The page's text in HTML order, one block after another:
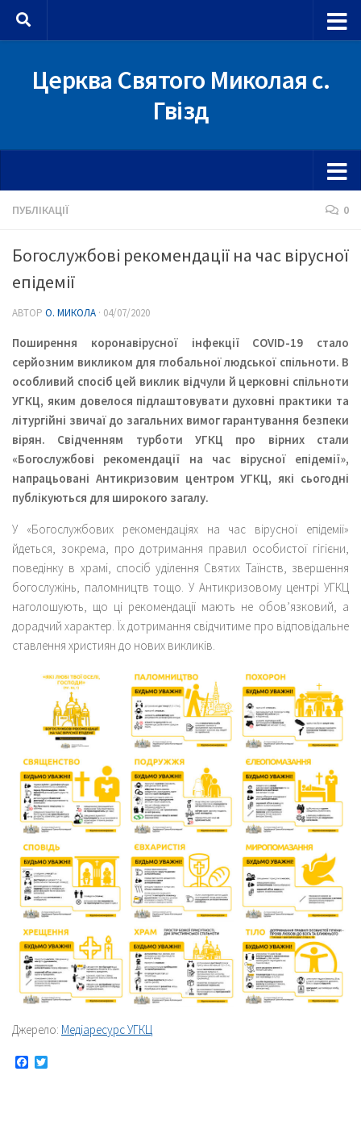
Skip to content
Церква Святого Миколая с.
Гвізд
ПУБЛІКАЦІЇ 0
Богослужбові рекомендації на час вірусної
епідемії
АВТОР О. МИКОЛА · 04/07/2020
Поширення коронавірусної інфекції COVID-19 стало
серйозним викликом для глобальної людської спільноти. В
особливий спосіб цей виклик відчули й церковні спільноти
УГКЦ, яким довелося підлаштовувати духовні практики та
літургійні звичаї до загальних вимог гарантування безпеки
вірян. Свідченням турботи УГКЦ про вірних стали
«Богослужбові рекомендації на час вірусної епідемії»,
напрацьовані Антикризовим центром УГКЦ, які сьогодні
публікуються для широкого загалу.
У «Богослужбових рекомендаціях на час вірусної епідемії»
йдеться, зокрема, про дотримання правил особистої гігієни,
поведінку в храмі, спосіб уділення Святих Таїнств, звершення
богослужінь, паломництв тощо. У Антикризовому центрі УГКЦ
наголошують, що ці рекомендації мають не обов’язковий, а
дорадчий характер. Їх дотримання свідчитиме про відповідальне
ставлення християн до нових викликів.
Джерело: Медіаресурс УГКЦ
Facebook